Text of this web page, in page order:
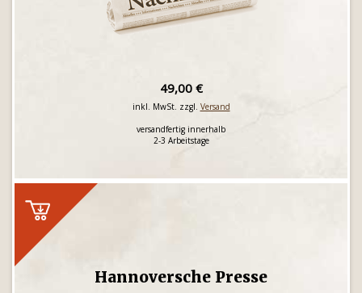
49,00 €
inkl. MwSt. zzgl. Versand
versandfertig innerhalb
2-3 Arbeitstage
Hannoversche Presse